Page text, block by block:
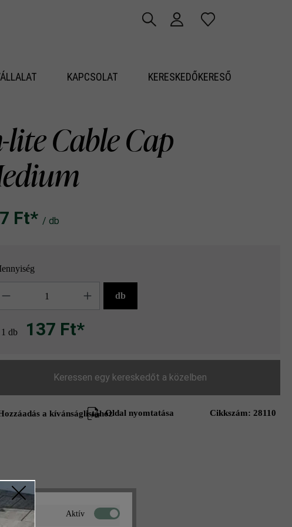
KAPCSOLAT KERESKEDŐKERESŐ
lite Cable Cap
Ft‎‎‎*/ db
db
db 137 Ft*
Keressen egy kereskedőt a közelben
a kívánságlistáhozOldal nyomtatása Cikkszám: 28110
Aktív